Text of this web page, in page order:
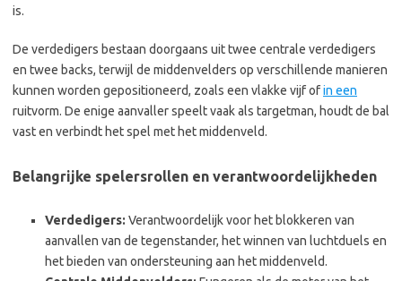
is.
De verdedigers bestaan doorgaans uit twee centrale verdedigers
en twee backs, terwijl de middenvelders op verschillende manieren
kunnen worden gepositioneerd, zoals een vlakke vijf ofin een
ruitvorm. De enige aanvaller speelt vaak als targetman, houdt de bal
vast en verbindt het spel met het middenveld.
Belangrijke spelersrollen en verantwoordelijkheden
Verdedigers: Verantwoordelijk voor het blokkeren van
aanvallen van de tegenstander, het winnen van luchtduels en
het bieden van ondersteuning aan het middenveld.